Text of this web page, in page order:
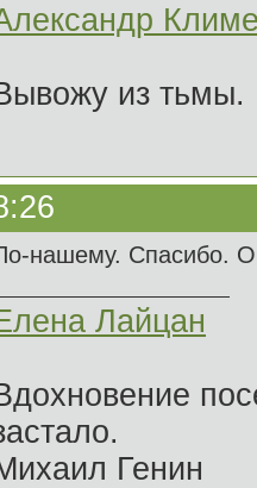
из тьмы.
нашему. Спасибо.
Лайцан
Генин